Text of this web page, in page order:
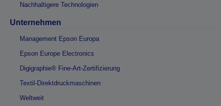
Nachhaltigere Technologien
Unternehmen
Management Epson Europa
Epson Europe Electronics
Digigraphie® Fine-Art-Zertifizierung
Textil-Direktdruckmaschinen
Weltweit